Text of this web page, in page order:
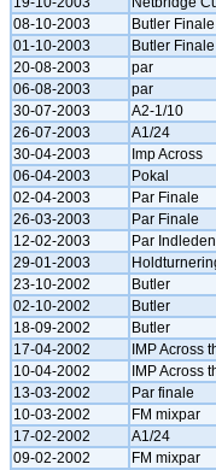
08-10-2003
Butler Finale
01-10-2003
Butler Finale
20-08-2003
par
06-08-2003
par
30-07-2003
A2-1/10
26-07-2003
A1/24
30-04-2003
Imp Across
06-04-2003
Pokal
02-04-2003
Par Finale
26-03-2003
Par Finale
12-02-2003
Par
29-01-2003
23-10-2002
Butler
02-10-2002
Butler
18-09-2002
Butler
17-04-2002
IMP Across
10-04-2002
IMP Across
13-03-2002
Par finale
10-03-2002
FM mixpar
17-02-2002
A1/24
09-02-2002
FM mixpar